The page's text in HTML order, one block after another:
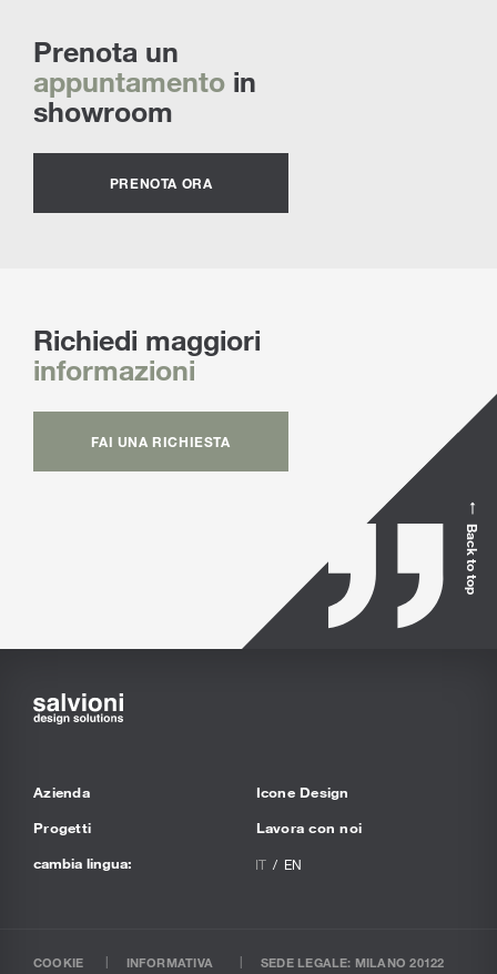
Prenota un
appuntamento in
showroom
PRENOTA ORA
Richiedi maggiori
informazioni
FAI UNA RICHIESTA
Back to top
Azienda
Progetti
Icone Design
Lavora con noi
cambia lingua:
IT EN
COOKIE
INFORMATIVA
SEDE LEGALE: MILANO 20122